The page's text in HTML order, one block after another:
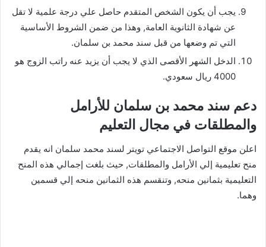
يجب أن يكون الشخص المتقدم حاصل علي درجة علمية لا تقل
عن شهادة الثانوية العامة, وهذا من ضمن الشروط الأساسية
التي تم وضعها من قبل سند محمد بن سلمان.
الدخل الشهر الأقصى الذي لا يجب أن يزيد عنه راتب الزوج هو
4000 ريال سعودي.
دعم سند محمد بن سلمان للأرامل
والمطلقات في مجال التعليم
اعلن موقع التواصل الاجتماعي تويتر لسند محمد سلمان انه يقدم
منح تعليمية إلي الأرامل والمطلقات, حيث بلغت إجمالي هذه المنح
التعليمية بثمانين منحه, وتنقسم هذه الثمانين منحه إلي قسمين
وهما.